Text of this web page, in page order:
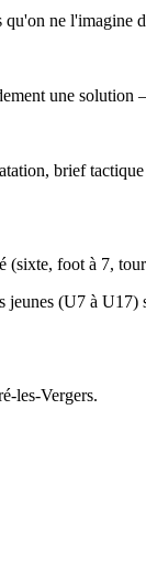
ne l'imagine
une
brief
foot à 7,
(U7 à
les-Vergers.